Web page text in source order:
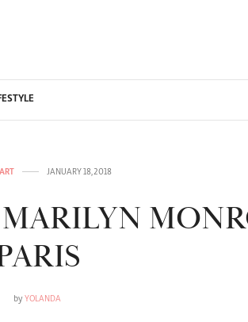
JANUARY 18, 2018
by YOLANDA